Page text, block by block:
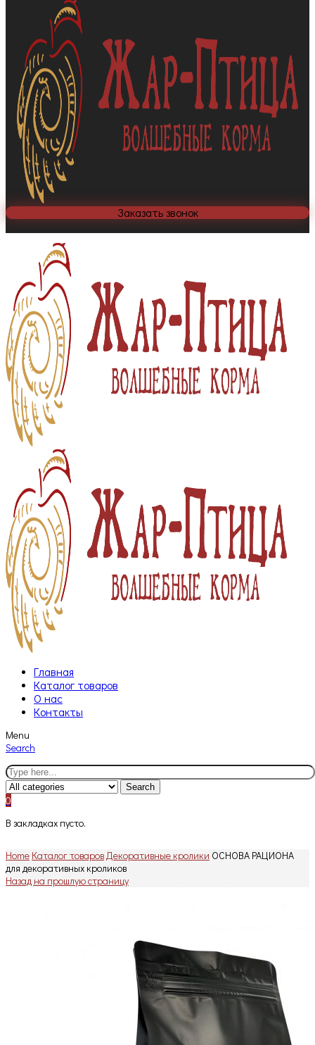
Заказать звонок
Главная
Каталог товаров
О нас
Контакты
Menu
Search
Search
0
В закладках пусто.
Home Каталог товаровДекоративные кролики ОСНОВА РАЦИОНА
для декоративных кроликов
Назад на прошлую страницу